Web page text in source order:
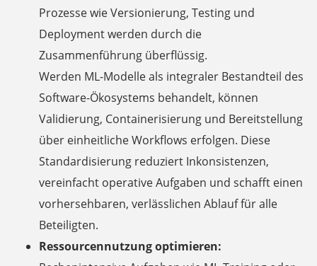
Prozesse wie Versionierung, Testing und
Deployment werden durch die
Zusammenführung überflüssig.
Werden ML-Modelle als integraler Bestandteil des
Software-Ökosystems behandelt, können
Validierung, Containerisierung und Bereitstellung
über einheitliche Workflows erfolgen. Diese
Standardisierung reduziert Inkonsistenzen,
vereinfacht operative Aufgaben und schafft einen
vorhersehbaren, verlässlichen Ablauf für alle
Beteiligten.
Ressourcennutzung optimieren: